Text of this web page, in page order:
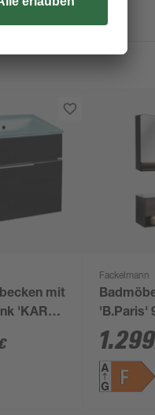
mit
'KARA'
80
cm
Fackelmann
'B.Paris'
schwarz/
mit
1.299